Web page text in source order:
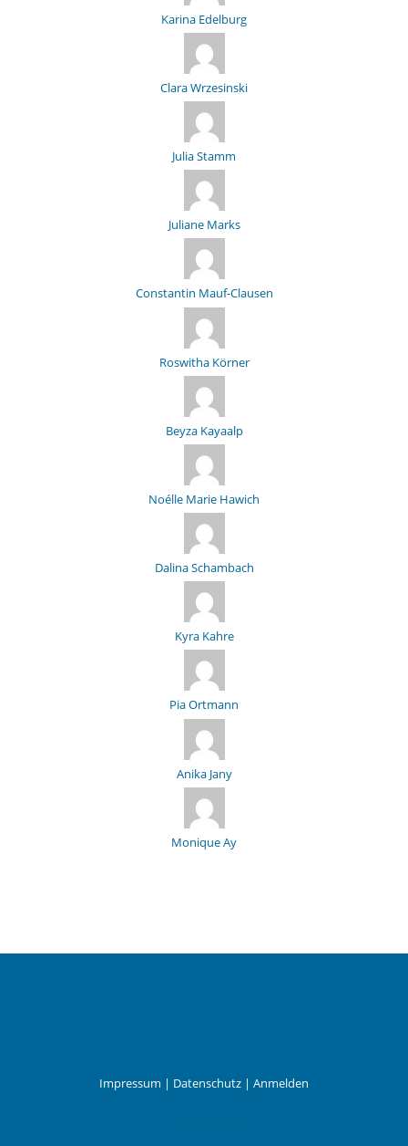
Karina Edelburg
Clara Wrzesinski
Julia Stamm
Juliane Marks
Constantin Mauf-Clausen
Roswitha Körner
Beyza Kayaalp
Noélle Marie Hawich
Dalina Schambach
Kyra Kahre
Pia Ortmann
Anika Jany
Monique Ay
Impressum | Datenschutz | Anmelden